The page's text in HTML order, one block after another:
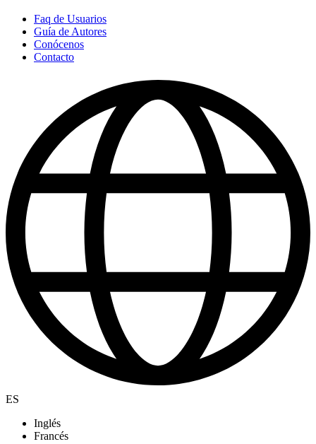
Faq de Usuarios
Guía de Autores
Conócenos
Contacto
ES
Inglés
Francés